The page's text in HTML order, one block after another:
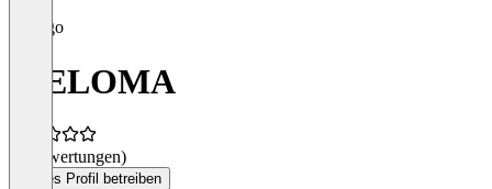
WELOMA
(0 Bewertungen)
Dieses Profil betreiben